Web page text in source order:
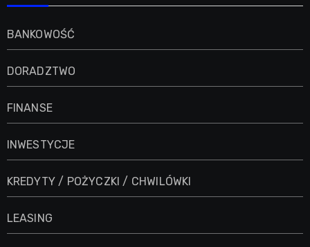
BANKOWOŚĆ
DORADZTWO
FINANSE
INWESTYCJE
KREDYTY / POŻYCZKI / CHWILÓWKI
LEASING